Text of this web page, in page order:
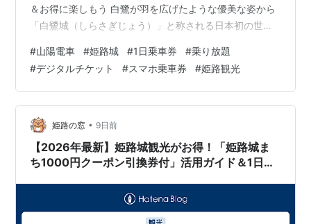
＆お得に楽しもう 白鷺が羽を広げたような優美な姿から
「白鷺城（しらさぎじょう）」と称される日本初の世界
見学はもちろん、広大な城下町での名物グルメや歴史散
策は、何度訪れても新しい発見と感動に満ちています。
神戸・明石・舞子方面から姫路へアクセスする際、切っ
ても切れない旅のパートナーが「山陽電車（山陽電気鉄
道）」です。車窓から望む明石海峡大橋や瀬戸内海の青
い海、穏やかな播磨の風景は、移動…
#山陽電車 #姫路城 #1日乗車券 #乗り放題
#デジタルチケット #スマホ乗車券 #姫路観光
姫路の窓 • 9日前
【2026年最新】姫路城観光がお得！「姫路城ま
ち1000円クーポン引換券付」活用ガイド＆1日満